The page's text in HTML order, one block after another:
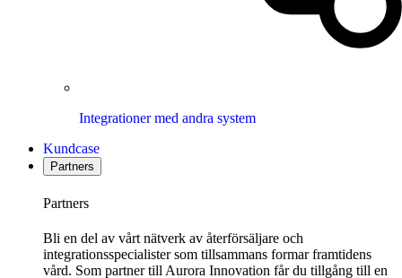
Integrationer med andra system
Kundcase
Partners
Partners
Bli en del av vårt nätverk av återförsäljare och
integrationsspecialister som tillsammans formar framtidens
vård. Som partner till Aurora Innovation får du tillgång till en